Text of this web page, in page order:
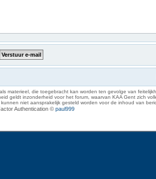
materieel, die toegebracht kan worden ten gevolge van
geldt inzonderheid voor het forum, waarvan KAA Gent zich
niet aansprakelijk gesteld worden voor de inhoud van
Authentication © paul999